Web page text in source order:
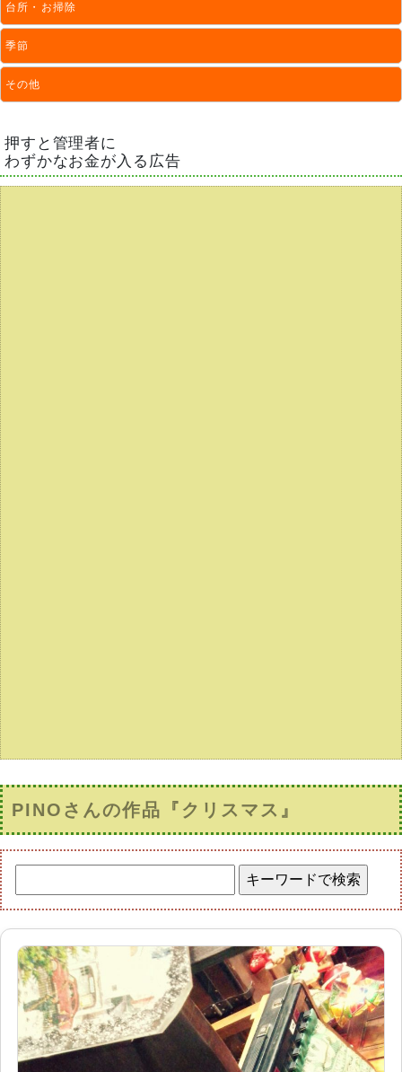
台所・お掃除
季節
その他
押すと管理者に
わずかなお金が入る広告
PINOさんの作品『クリスマス』